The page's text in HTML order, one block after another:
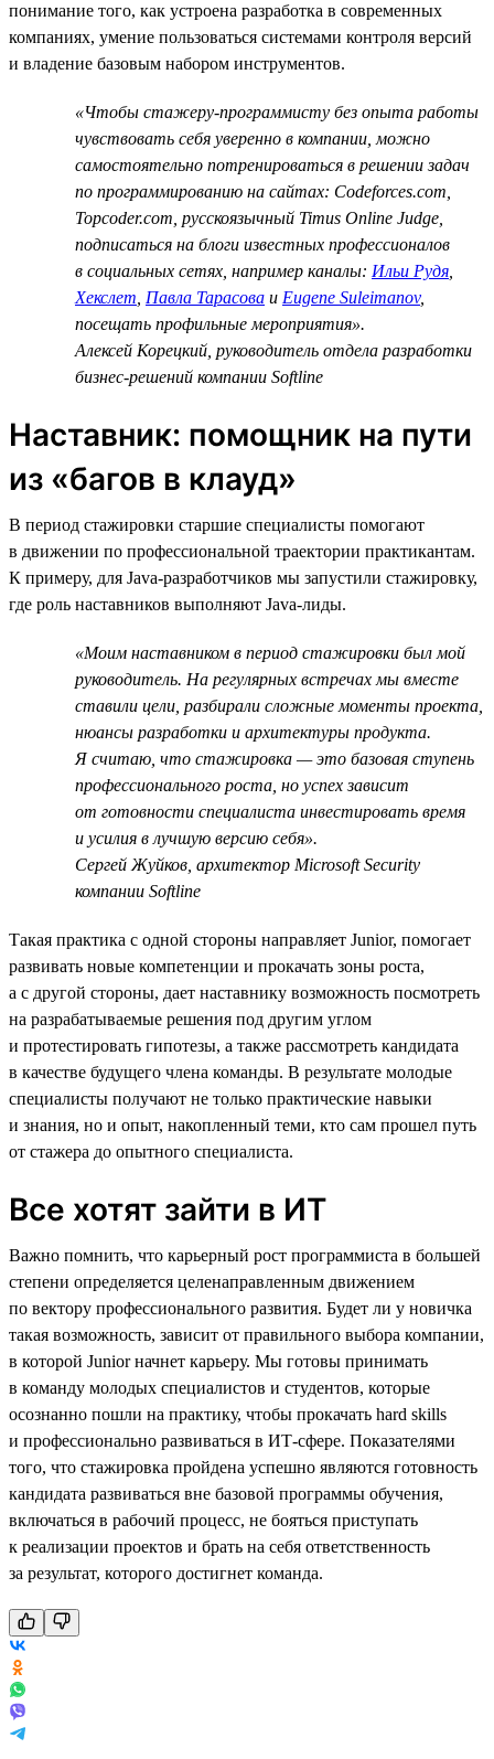
понимание того, как устроена разработка в современных
компаниях, умение пользоваться системами контроля версий
и владение базовым набором инструментов.
«Чтобы стажеру-программисту без опыта работы
чувствовать себя уверенно в компании, можно
самостоятельно потренироваться в решении задач
по программированию на сайтах: Codeforces.com,
Topcoder.com, русскоязычный Timus Online Judge,
подписаться на блоги известных профессионалов
в социальных сетях, например каналы: Ильи Рудя
Хекслет Павла Тарасова и Eugene Suleimanov,
посещать профильные мероприятия».
Алексей Корецкий, руководитель отдела разработки
бизнес-решений компании Softline
Наставник: помощник на пути
из «багов в клауд»
В период стажировки старшие специалисты помогают
в движении по профессиональной траектории практикантам.
К примеру, для Java-разработчиков мы запустили стажировку,
где роль наставников выполняют Java-лиды.
«Моим наставником в период стажировки был мой
руководитель. На регулярных встречах мы вместе
ставили цели, разбирали сложные моменты проекта,
нюансы разработки и архитектуры продукта.
Я считаю, что стажировка — это базовая ступень
профессионального роста, но успех зависит
от готовности специалиста инвестировать время
и усилия в лучшую версию себя».
Сергей Жуйков, архитектор Microsoft Security
компании Softline
Такая практика с одной стороны направляет Junior, помогает
развивать новые компетенции и прокачать зоны роста,
а с другой стороны, дает наставнику возможность посмотреть
на разрабатываемые решения под другим углом
и протестировать гипотезы, а также рассмотреть кандидата
в качестве будущего члена команды. В результате молодые
специалисты получают не только практические навыки
и знания, но и опыт, накопленный теми, кто сам прошел путь
от стажера до опытного специалиста.
Все хотят зайти в ИТ
Важно помнить, что карьерный рост программиста в большей
степени определяется целенаправленным движением
по вектору профессионального развития. Будет ли у новичка
такая возможность, зависит от правильного выбора компании,
в которой Junior начнет карьеру. Мы готовы принимать
в команду молодых специалистов и студентов, которые
осознанно пошли на практику, чтобы прокачать hard skills
и профессионально развиваться в ИТ-сфере. Показателями
того, что стажировка пройдена успешно являются готовность
кандидата развиваться вне базовой программы обучения,
включаться в рабочий процесс, не бояться приступать
к реализации проектов и брать на себя ответственность
за результат, которого достигнет команда.